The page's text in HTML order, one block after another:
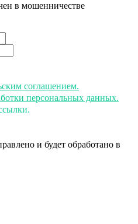
в мошенничестве
соглашением.
персональных данных.
и будет обработано в